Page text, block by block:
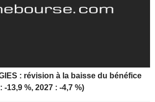
: révision à la baisse du bénéfice
13,9 %, 2027 : -4,7 %)